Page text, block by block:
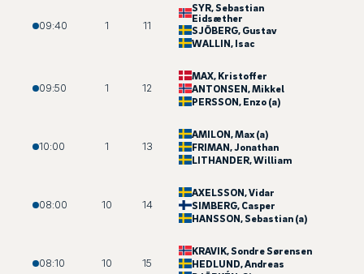
09:40 1 11
SYR, Sebastian
Eidsæther
SJÖBERG, Gustav
WALLIN, Isac
09:50 1 12
MAX, Kristoffer
ANTONSEN, Mikkel
PERSSON, Enzo (a)
10:00 1 13
AMILON, Max (a)
FRIMAN, Jonathan
LITHANDER, William
08:00 10 14
AXELSSON, Vidar
SIMBERG, Casper
HANSSON, Sebastian (a)
08:10 10 15
KRAVIK, Sondre Sørensen
HEDLUND, Andreas